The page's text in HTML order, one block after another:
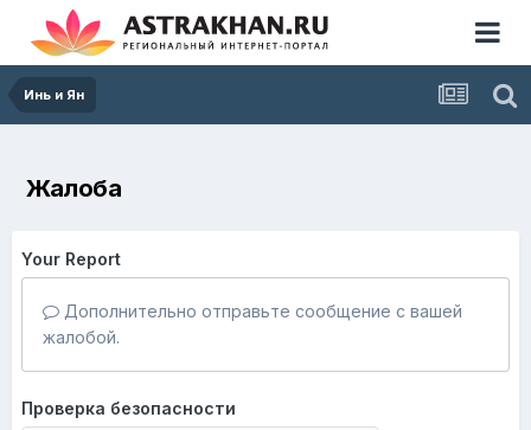
Инь и Ян
Жалоба
Your Report
Дополнительно отправьте сообщение с вашей
жалобой.
Проверка безопасности